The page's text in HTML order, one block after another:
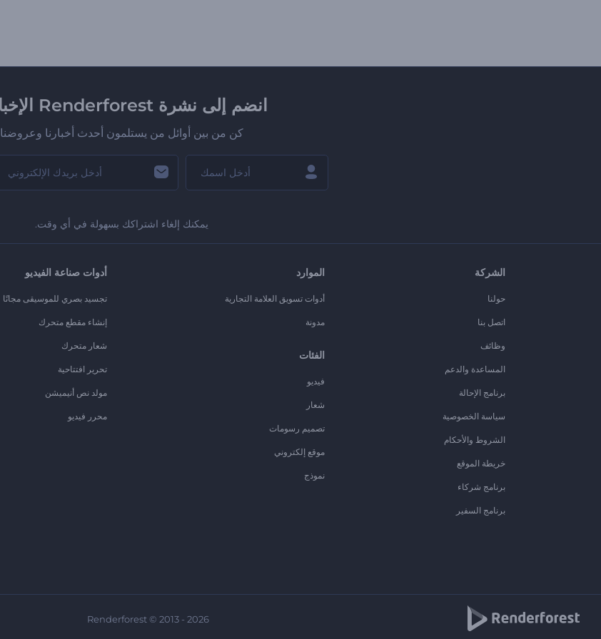
انضم إلى نشرة Renderforest الإخبارية
كن من بين أوائل من يستلمون أحدث أخبارنا وعروضنا
يمكنك إلغاء اشتراكك بسهولة في أي وقت.
الشركة
حولنا
اتصل بنا
وظائف
المساعدة والدعم
برنامج الإحالة
سياسة الخصوصية
الشروط والأحكام
خريطة الموقع
برنامج شركاء
برنامج السفير
الموارد
أدوات تسويق العلامة التجارية
مدونة
الفئات
فيديو
شعار
تصميم رسومات
موقع إلكتروني
نموذج
أدوات صناعة الفيديو
تجسيد بصري للموسيقى مجانًا
إنشاء مقطع متحرك
شعار متحرك
تحرير افتتاحية
مولد نص أنيميشن
محرر فيديو
Renderforest © 2013 - 2026